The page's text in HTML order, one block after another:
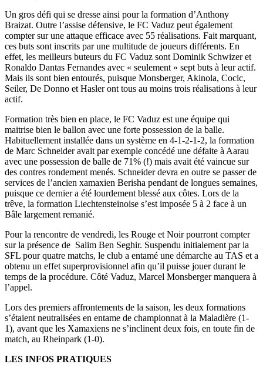
Un gros défi qui se dresse ainsi pour la formation d’Anthony
Braizat. Outre l’assise défensive, le FC Vaduz peut également
compter sur une attaque efficace avec 55 réalisations. Fait marquant,
ces buts sont inscrits par une multitude de joueurs différents. En
effet, les meilleurs buteurs du FC Vaduz sont Dominik Schwizer et
Ronaldo Dantas Fernandes avec « seulement » sept buts à leur actif.
Mais ils sont bien entourés, puisque Monsberger, Akinola, Cocic,
Seiler, De Donno et Hasler ont tous au moins trois réalisations à leur
actif.
Formation très bien en place, le FC Vaduz est une équipe qui
maitrise bien le ballon avec une forte possession de la balle.
Habituellement installée dans un système en 4-1-2-1-2, la formation
de Marc Schneider avait par exemple concédé une défaite à Aarau
avec une possession de balle de 71% (!) mais avait été vaincue sur
des contres rondement menés. Schneider devra en outre se passer de
services de l’ancien xamaxien Berisha pendant de longues semaines,
puisque ce dernier a été lourdement blessé aux côtes. Lors de la
trêve, la formation Liechtensteinoise s’est imposée 5 à 2 face à un
Bâle largement remanié.
Pour la rencontre de vendredi, les Rouge et Noir pourront compter
sur la présence de Salim Ben Seghir. Suspendu initialement par la
SFL pour quatre matchs, le club a entamé une démarche au TAS et a
obtenu un effet superprovisionnel afin qu’il puisse jouer durant le
temps de la procédure. Côté Vaduz, Marcel Monsberger manquera à
l’appel.
Lors des premiers affrontements de la saison, les deux formations
s’étaient neutralisées en entame de championnat à la Maladière (1-
1), avant que les Xamaxiens ne s’inclinent deux fois, en toute fin de
match, au Rheinpark (1-0).
LES INFOS PRATIQUES